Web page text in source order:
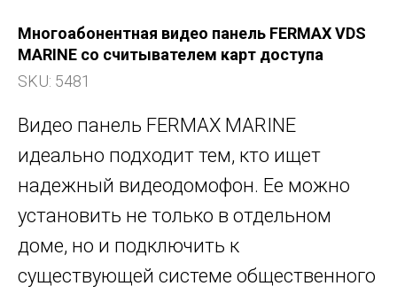
Многоабонентная видео панель FERMAX VDS
MARINE со считывателем карт доступа
SKU: 5481
Видео панель FERMAX MARINE
идеально подходит тем, кто ищет
надежный видеодомофон. Ее можно
установить не только в отдельном
доме, но и подключить к
существующей системе общественного